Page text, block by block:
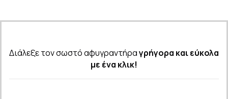
Διάλεξε τον σωστό αφυγραντήραγρήγορα και εύκολα
με ένα κλικ!